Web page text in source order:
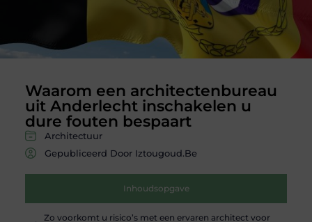
Waarom een architectenbureau
uit Anderlecht inschakelen u
dure fouten bespaart
Architectuur
Gepubliceerd Door Iztougoud.be
Inhoudsopgave
Zo voorkomt u risico’s met een ervaren architect voor